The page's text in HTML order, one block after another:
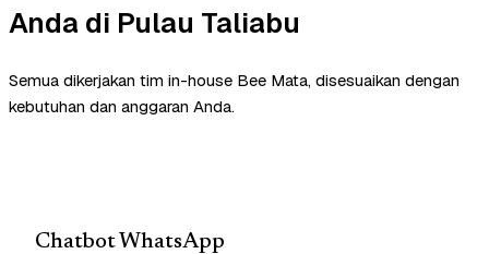
Anda di Pulau Taliabu
Semua dikerjakan tim in-house Bee Mata, disesuaikan dengan
kebutuhan dan anggaran Anda.
Chatbot WhatsApp